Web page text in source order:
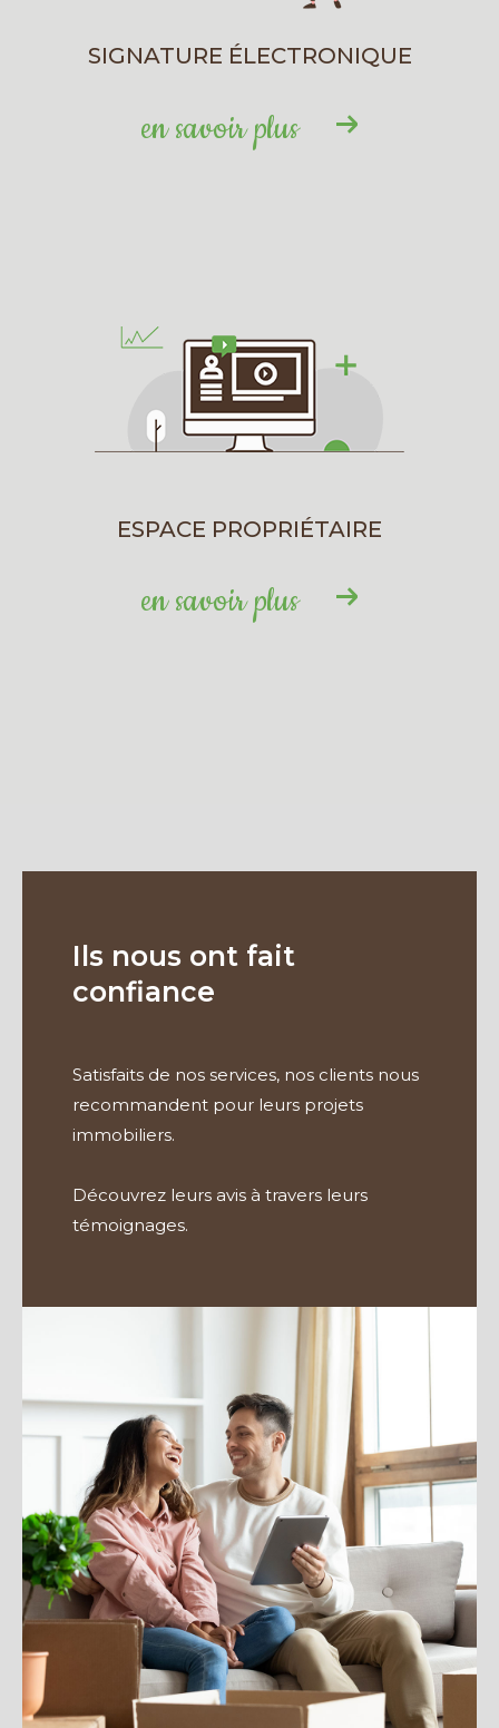
SIGNATURE ÉLECTRONIQUE
en savoir plus
ESPACE PROPRIÉTAIRE
en savoir plus
Ils nous ont fait
confiance
Satisfaits de nos services, nos clients nous
recommandent pour leurs projets
immobiliers.
Découvrez leurs avis à travers leurs
témoignages.